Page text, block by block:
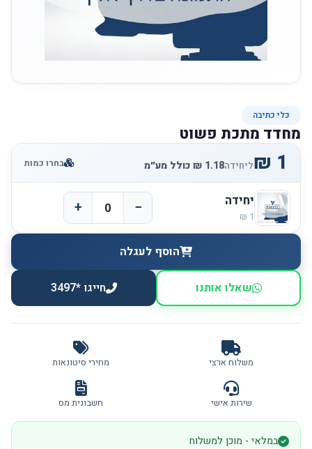
כלי כתיבה
מחדד מתכת פשוט
ליחידה בחרו כמות
יחידה −
+
הוסף לעגלה
שאלו אותנו חייגו *3497
משלוח ארצי מחירי סיטונאות
שירות אישי חשבונית מס
במלאי - מוכן למשלוח